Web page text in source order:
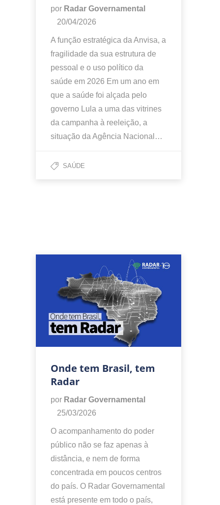
por Radar Governamental
20/04/2026
A função estratégica da Anvisa, a
fragilidade da sua estrutura de
pessoal e o uso político da
saúde em 2026 Em um ano em
que a saúde foi alçada pelo
governo Lula a uma das vitrines
da campanha à reeleição, a
situação da Agência Nacional…
SAÚDE
Onde tem Brasil, tem
Radar
por Radar Governamental
25/03/2026
O acompanhamento do poder
público não se faz apenas à
distância, e nem de forma
concentrada em poucos centros
do país. O Radar Governamental
está presente em todo o país,